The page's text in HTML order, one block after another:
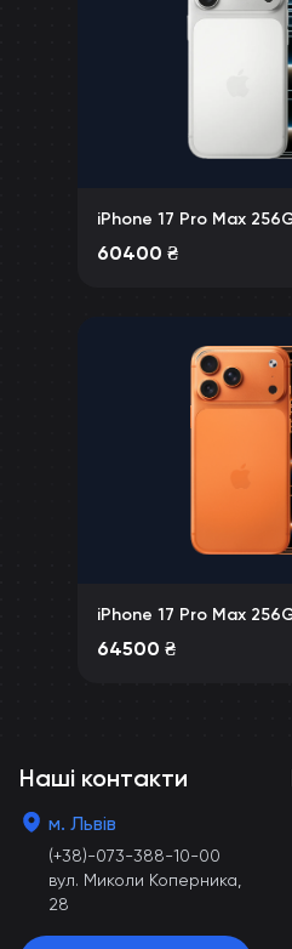
iPhone 17 Pro Max
60400 ₴
iPhone 17 Pro Max
64500 ₴
Наші контакти
м. Львів
(+38)-073-388-10-00
вул. Миколи Коперника,
28